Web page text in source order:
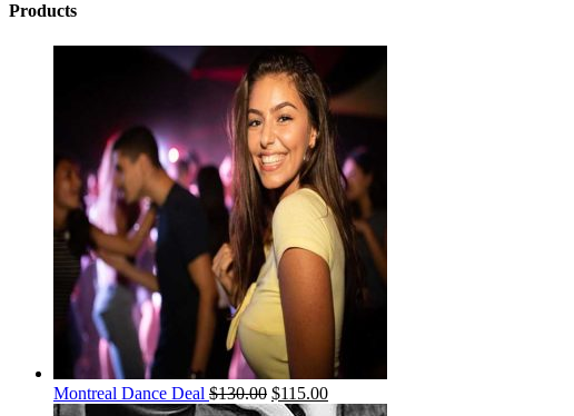
Products
Montreal Dance Deal $130.00 $115.00